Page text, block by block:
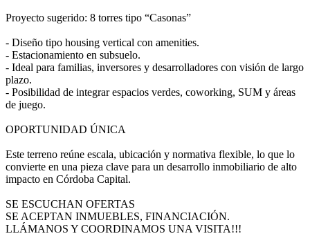
Proyecto sugerido: 8 torres tipo “Casonas”
- Diseño tipo housing vertical con amenities.
- Estacionamiento en subsuelo.
- Ideal para familias, inversores y desarrolladores con visión de largo
plazo.
- Posibilidad de integrar espacios verdes, coworking, SUM y áreas
de juego.
OPORTUNIDAD ÚNICA
Este terreno reúne escala, ubicación y normativa flexible, lo que lo
convierte en una pieza clave para un desarrollo inmobiliario de alto
impacto en Córdoba Capital.
SE ESCUCHAN OFERTAS
SE ACEPTAN INMUEBLES, FINANCIACIÓN.
LLÁMANOS Y COORDINAMOS UNA VISITA!!!